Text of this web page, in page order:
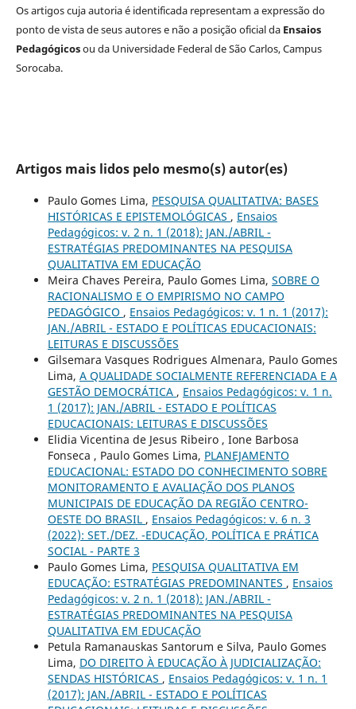
Os artigos cuja autoria é identificada representam a expressão do
ponto de vista de seus autores e não a posição oficial da Ensaios
Pedagógicosou da Universidade Federal de São Carlos, Campus
Sorocaba.
Artigos mais lidos pelo mesmo(s) autor(es)
Paulo Gomes Lima, PESQUISA QUALITATIVA: BASES
HISTÓRICAS E EPISTEMOLÓGICAS , Ensaios
Pedagógicos: v. 2 n. 1 (2018): JAN./ABRIL -
ESTRATÉGIAS PREDOMINANTES NA PESQUISA
QUALITATIVA EM EDUCAÇÃO
Meira Chaves Pereira, Paulo Gomes Lima, SOBRE O
RACIONALISMO E O EMPIRISMO NO CAMPO
PEDAGÓGICO , Ensaios Pedagógicos: v. 1 n. 1 (2017):
JAN./ABRIL - ESTADO E POLÍTICAS EDUCACIONAIS:
LEITURAS E DISCUSSÕES
Gilsemara Vasques Rodrigues Almenara, Paulo Gomes
Lima, A QUALIDADE SOCIALMENTE REFERENCIADA E A
GESTÃO DEMOCRÁTICA , Ensaios Pedagógicos: v. 1 n.
1 (2017): JAN./ABRIL - ESTADO E POLÍTICAS
EDUCACIONAIS: LEITURAS E DISCUSSÕES
Elidia Vicentina de Jesus Ribeiro , Ione Barbosa
Fonseca , Paulo Gomes Lima, PLANEJAMENTO
EDUCACIONAL: ESTADO DO CONHECIMENTO SOBRE
MONITORAMENTO E AVALIAÇÃO DOS PLANOS
MUNICIPAIS DE EDUCAÇÃO DA REGIÃO CENTRO-
OESTE DO BRASIL , Ensaios Pedagógicos: v. 6 n. 3
(2022): SET./DEZ. -EDUCAÇÃO, POLÍTICA E PRÁTICA
SOCIAL - PARTE 3
Paulo Gomes Lima, PESQUISA QUALITATIVA EM
EDUCAÇÃO: ESTRATÉGIAS PREDOMINANTES , Ensaios
Pedagógicos: v. 2 n. 1 (2018): JAN./ABRIL -
ESTRATÉGIAS PREDOMINANTES NA PESQUISA
QUALITATIVA EM EDUCAÇÃO
Petula Ramanauskas Santorum e Silva, Paulo Gomes
Lima, DO DIREITO À EDUCAÇÃO À JUDICIALIZAÇÃO:
SENDAS HISTÓRICAS , Ensaios Pedagógicos: v. 1 n. 1
(2017): JAN./ABRIL - ESTADO E POLÍTICAS